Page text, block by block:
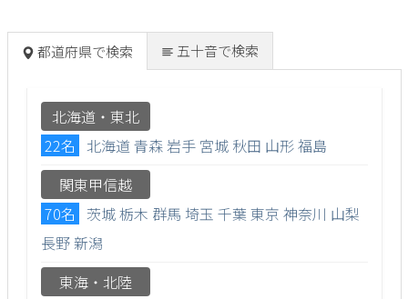
都道府県で検索 五十音で検索
北海道・東北
22名 北海道 青森岩手 宮城 秋田 山形福島
関東甲信越
70名
茨城栃木 群馬 埼玉 千葉 東京 神奈川 山梨
長野新潟
東海・北陸